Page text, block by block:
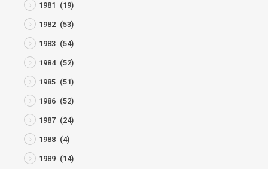
1981 (19)
1982 (53)
1983 (54)
1984 (52)
1985 (51)
1986 (52)
1987 (24)
1988 (4)
1989 (14)